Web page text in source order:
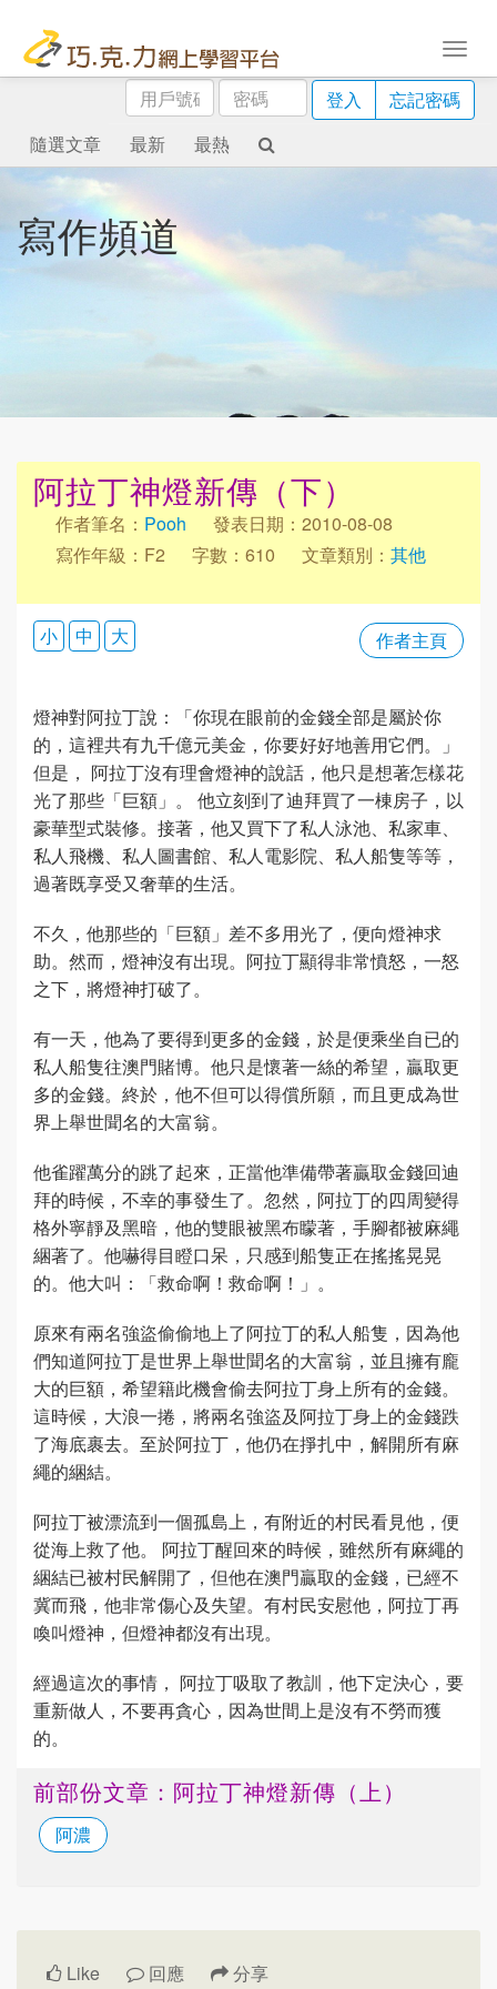
用
戶
號
碼
密
碼
登入
忘記密碼
隨選文章
最新 最熱
寫作頻道
阿拉丁神燈新傳（下）
作者筆名： Pooh
發表日期：2010-08-08
寫作年級：F2
字數：610 文章類別： 其他
作者主頁
小 中 大
燈神對阿拉丁說：「你現在眼前的金錢全部是屬於你
的，這裡共有九千億元美金，你要好好地善用它們。」
但是， 阿拉丁沒有理會燈神的說話，他只是想著怎樣花
光了那些「巨額」。 他立刻到了迪拜買了一棟房子，以
豪華型式裝修。接著，他又買下了私人泳池、私家車、
私人飛機、私人圖書館、私人電影院、私人船隻等等，
過著既享受又奢華的生活。
不久，他那些的「巨額」差不多用光了，便向燈神求
助。然而，燈神沒有出現。阿拉丁顯得非常憤怒，一怒
之下，將燈神打破了。
有一天，他為了要得到更多的金錢，於是便乘坐自已的
私人船隻往澳門賭博。他只是懷著一絲的希望，贏取更
多的金錢。終於，他不但可以得償所願，而且更成為世
界上舉世聞名的大富翁。
他雀躍萬分的跳了起來，正當他準備帶著贏取金錢回迪
拜的時候，不幸的事發生了。忽然，阿拉丁的四周變得
格外寧靜及黑暗，他的雙眼被黑布矇著，手腳都被麻繩
綑著了。他嚇得目瞪口呆，只感到船隻正在搖搖晃晃
的。他大叫：「救命啊！救命啊！」。
原來有兩名強盜偷偷地上了阿拉丁的私人船隻，因為他
們知道阿拉丁是世界上舉世聞名的大富翁，並且擁有龐
大的巨額，希望籍此機會偷去阿拉丁身上所有的金錢。
這時候，大浪一捲，將兩名強盜及阿拉丁身上的金錢跌
了海底裹去。至於阿拉丁，他仍在掙扎中，解開所有麻
繩的綑結。
阿拉丁被漂流到一個孤島上，有附近的村民看見他，便
從海上救了他。 阿拉丁醒回來的時候，雖然所有麻繩的
綑結已被村民解開了，但他在澳門贏取的金錢，已經不
冀而飛，他非常傷心及失望。有村民安慰他，阿拉丁再
喚叫燈神，但燈神都沒有出現。
經過這次的事情， 阿拉丁吸取了教訓，他下定決心，要
重新做人，不要再貪心，因為世間上是沒有不勞而獲
的。
前部份文章：阿拉丁神燈新傳（上）
阿濃
Like 回應 分享